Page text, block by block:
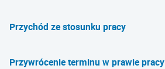
Przychód ze stosunku pracy
Przywrócenie terminu w prawie pracy